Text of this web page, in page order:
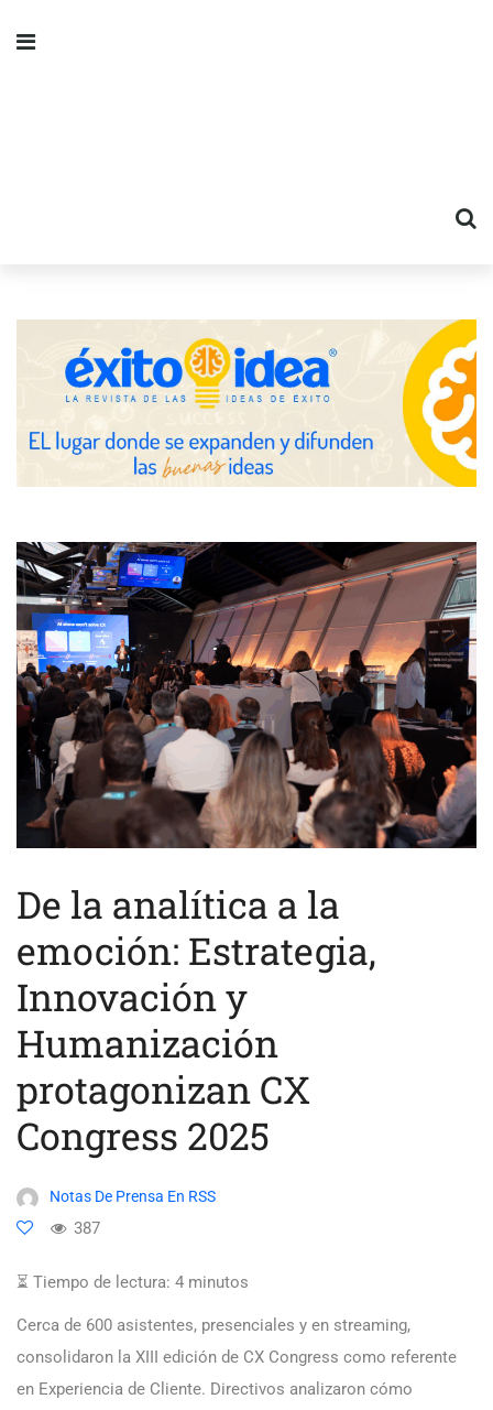
De la analítica a la
emoción: Estrategia,
Innovación y
Humanización
protagonizan CX
Congress 2025
Notas De Prensa En RSS
387
⏳ Tiempo de lectura: 4 minutos
Cerca de 600 asistentes, presenciales y en streaming,
consolidaron la XIII edición de CX Congress como referente
en Experiencia de Cliente. Directivos analizaron cómo